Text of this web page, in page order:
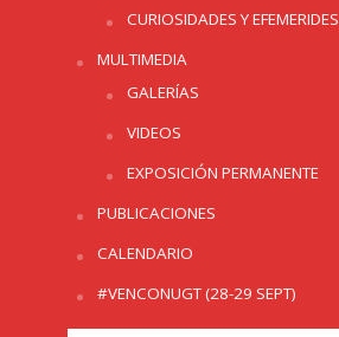
CURIOSIDADES Y EFEMERIDES
MULTIMEDIA
GALERÍAS
VIDEOS
EXPOSICIÓN PERMANENTE
PUBLICACIONES
CALENDARIO
#VENCONUGT (28-29 SEPT)